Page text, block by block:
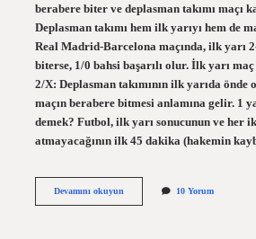
berabere biter ve deplasman takımı maçı
Deplasman takımı hem ilk yarıyı hem de
Real Madrid-Barcelona maçında, ilk yarı
biterse, 1/0 bahsi başarılı olur. İlk yarı
2/X: Deplasman takımının ilk yarıda önde
maçın berabere bitmesi anlamına gelir. 1
demek? Futbol, ​​ilk yarı sonucunun ve her
atmayacağının ilk 45 dakika (hakemin
Devamını okuyunIlk
10 Yorum